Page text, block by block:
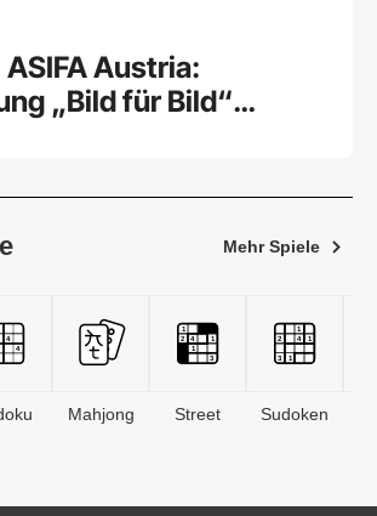
Austria:
„Bild für Bild“
Mehr Spiele
Mahjong Street Sudoken